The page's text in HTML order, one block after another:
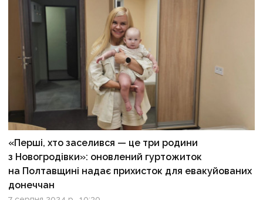
«Перші, хто заселився — це три родини
з Новогродівки»: оновлений гуртожиток
на Полтавщині надає прихисток для евакуйованих
донеччан